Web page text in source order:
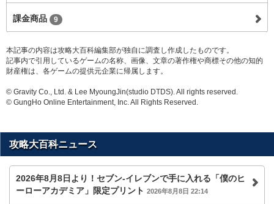
課金商品 9
本記事の内容は攻略大百科編集部が独自に調査し作成したものです。
記事内で引用しているゲームの名称、画像、文章の著作権や商標その他の知的
財産権は、各ゲームの提供元企業に帰属します。
© Gravity Co., Ltd. & Lee MyoungJin(studio DTDS). All rights reserved.
© GungHo Online Entertainment, Inc. All Rights Reserved.
攻略大百科ニュース
2026年8月8日より！セブン‐イレブンで手に入れる「僕のヒ
ーローアカデミア」限定プリント 2026年8月8日 22:14